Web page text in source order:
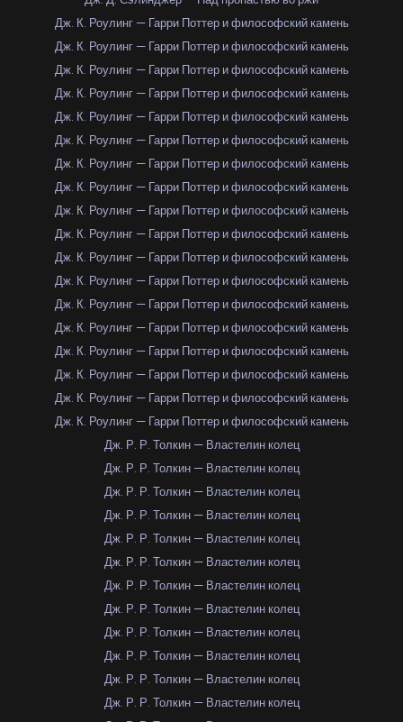
Дж. К. Роулинг — Гарри Поттер и философский камень
Дж. К. Роулинг — Гарри Поттер и философский камень
Дж. К. Роулинг — Гарри Поттер и философский камень
Дж. К. Роулинг — Гарри Поттер и философский камень
Дж. К. Роулинг — Гарри Поттер и философский камень
Дж. К. Роулинг — Гарри Поттер и философский камень
Дж. К. Роулинг — Гарри Поттер и философский камень
Дж. К. Роулинг — Гарри Поттер и философский камень
Дж. К. Роулинг — Гарри Поттер и философский камень
Дж. К. Роулинг — Гарри Поттер и философский камень
Дж. К. Роулинг — Гарри Поттер и философский камень
Дж. К. Роулинг — Гарри Поттер и философский камень
Дж. К. Роулинг — Гарри Поттер и философский камень
Дж. К. Роулинг — Гарри Поттер и философский камень
Дж. К. Роулинг — Гарри Поттер и философский камень
Дж. К. Роулинг — Гарри Поттер и философский камень
Дж. К. Роулинг — Гарри Поттер и философский камень
Дж. К. Роулинг — Гарри Поттер и философский камень
Дж. Р. Р. Толкин — Властелин колец
Дж. Р. Р. Толкин — Властелин колец
Дж. Р. Р. Толкин — Властелин колец
Дж. Р. Р. Толкин — Властелин колец
Дж. Р. Р. Толкин — Властелин колец
Дж. Р. Р. Толкин — Властелин колец
Дж. Р. Р. Толкин — Властелин колец
Дж. Р. Р. Толкин — Властелин колец
Дж. Р. Р. Толкин — Властелин колец
Дж. Р. Р. Толкин — Властелин колец
Дж. Р. Р. Толкин — Властелин колец
Дж. Р. Р. Толкин — Властелин колец